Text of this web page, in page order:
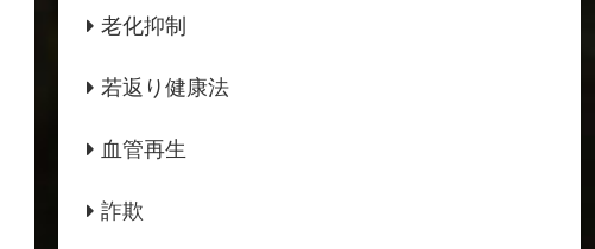
老化抑制
若返り健康法
血管再生
詐欺